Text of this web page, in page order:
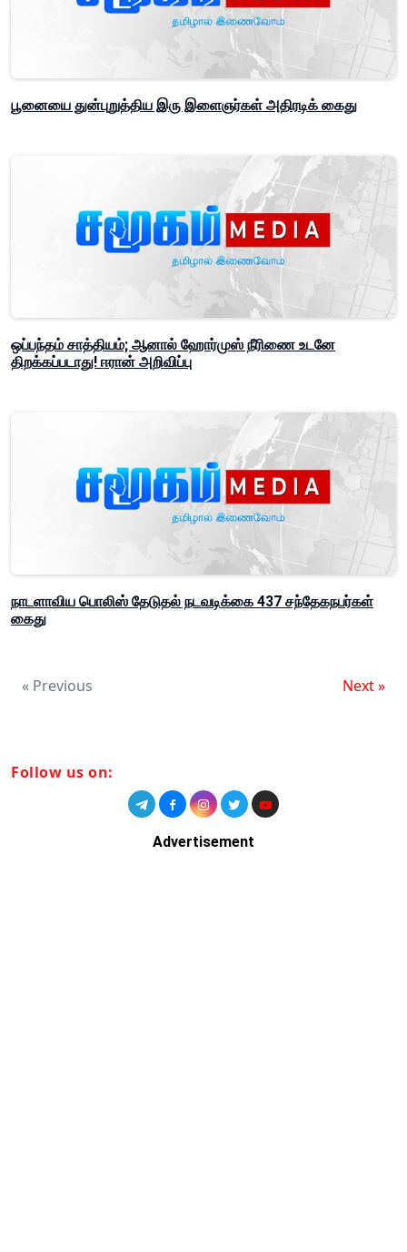
பூனையை துன்புறுத்திய இரு இளைஞர்கள் அதிரடிக் கைது
ஒப்பந்தம் சாத்தியம்; ஆனால் ஹோர்முஸ் நீரிணை உடனே
திறக்கப்படாது! ஈரான் அறிவிப்பு
நாடளாவிய பொலிஸ் தேடுதல் நடவடிக்கை 437 சந்தேகநபர்கள்
கைது
« Previous Next »
Follow us on:
Advertisement